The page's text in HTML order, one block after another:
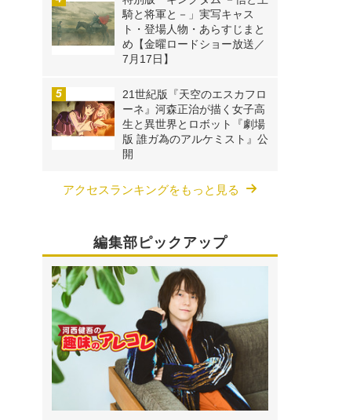
騎と将軍と－」実写キャス
ト・登場人物・あらすじまと
め【金曜ロードショー放送／
7月17日】
21世紀版『天空のエスカフロ
ーネ』河森正治が描く女子高
生と異世界とロボット『劇場
版 誰ガ為のアルケミスト』公
開
アクセスランキングをもっと見る
編集部ピックアップ